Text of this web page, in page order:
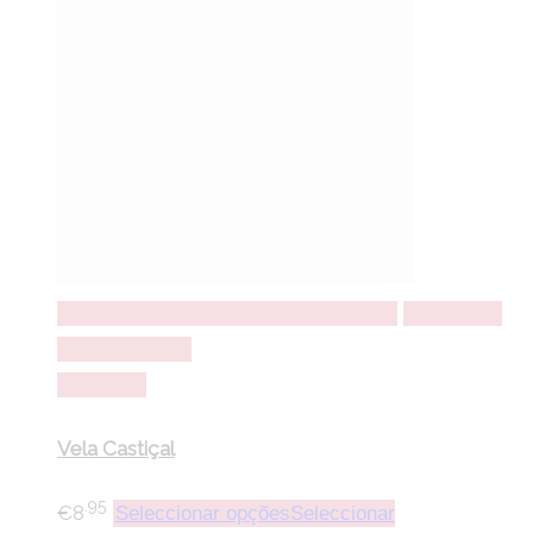
Vela Castiçal
€8.95 Seleccionar opçõesSeleccionar